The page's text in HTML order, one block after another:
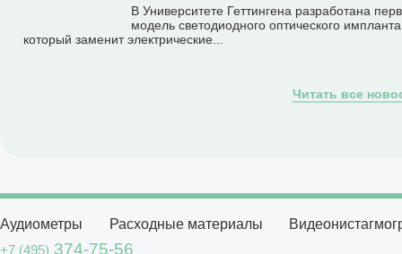
В Университете Геттингена разработана
модель светодиодного оптического
который заменит электрические...
Читать все
Аудиометры Расходные материалы
+7 (495) 374-75-56